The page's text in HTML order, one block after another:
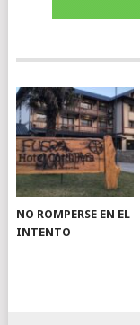
NO ROMPERSE EN EL
INTENTO